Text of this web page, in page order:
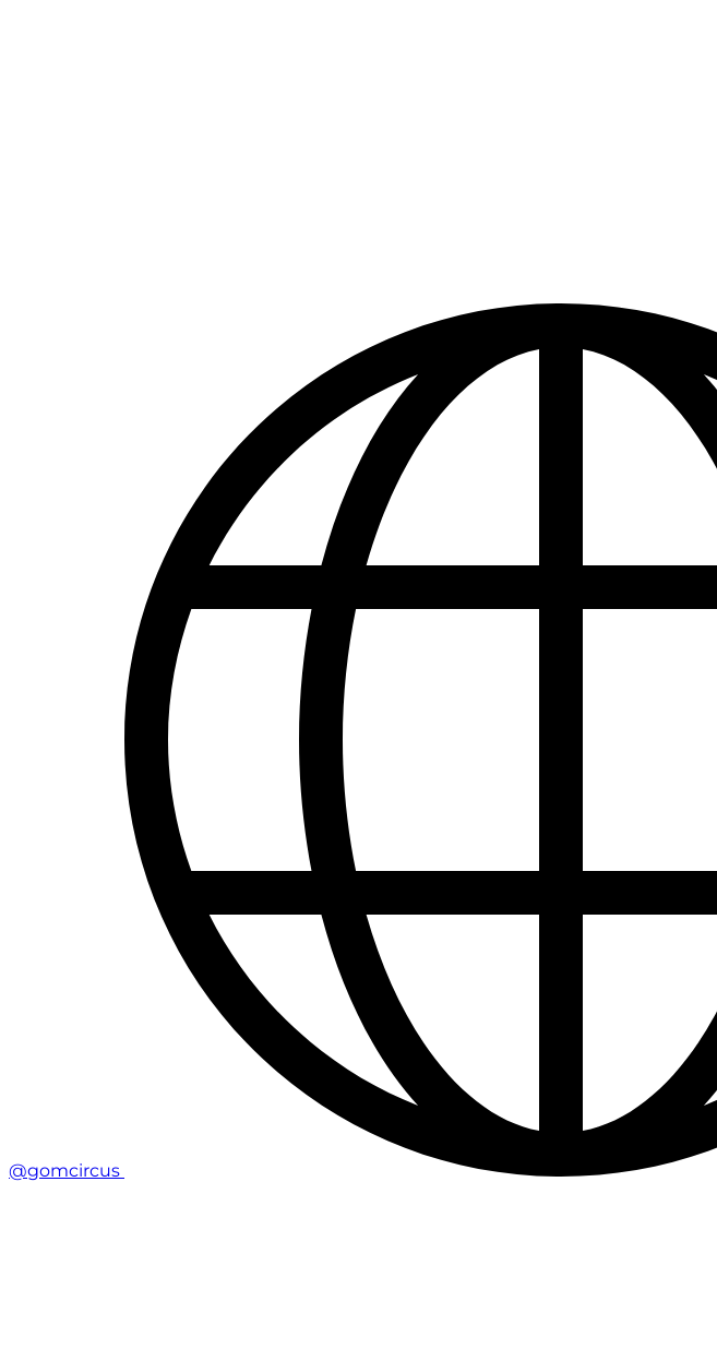
@gomcircus